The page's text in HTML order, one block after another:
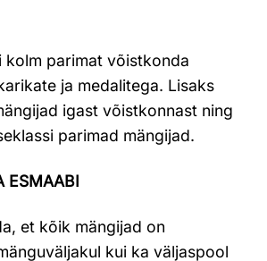
kolm parimat võistkonda
ja medalitega. Lisaks
igast võistkonnast ning
parimad mängijad.
ESMAABI
et kõik mängijad on
kui ka väljaspool